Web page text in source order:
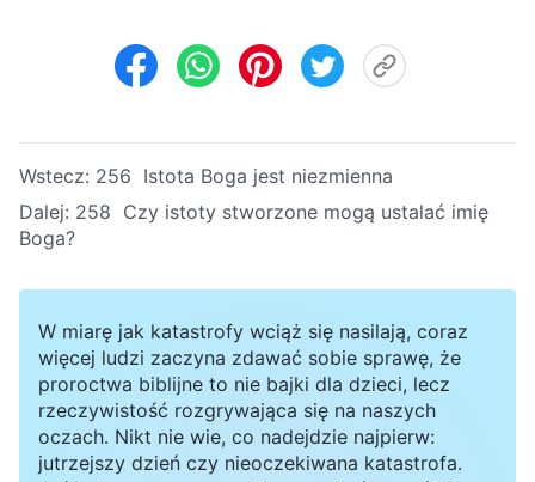
Wstecz: 256 Istota Boga jest niezmienna
Dalej: 258 Czy istoty stworzone mogą ustalać imię
Boga?
W miarę jak katastrofy wciąż się nasilają, coraz
więcej ludzi zaczyna zdawać sobie sprawę, że
proroctwa biblijne to nie bajki dla dzieci, lecz
rzeczywistość rozgrywająca się na naszych
oczach. Nikt nie wie, co nadejdzie najpierw:
jutrzejszy dzień czy nieoczekiwana katastrofa.